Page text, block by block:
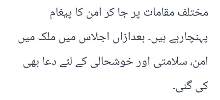
مختلف مقامات پر جا کر امن کا پیغام
پہنچارہے ہیں۔ بعدازاں اجلاس میں ملک میں
امن، سلامتی اور خوشحالی کے لئے دعا بھی
کی گئی۔